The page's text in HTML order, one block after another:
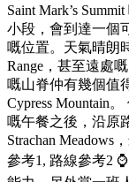
Saint Mark’s
小段，會到達一個
嘅位置。天氣晴朗
Range，甚至遠處
嘅山脊仲有幾個值
Cypress Mountain
嘅午餐之後，沿原
Strachan Meadows
參考1, 路線參考2